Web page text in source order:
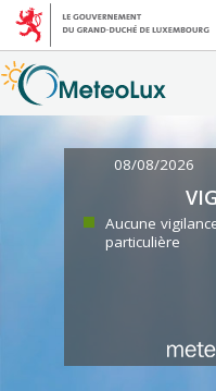
08/08/2026
Aucune
particulière